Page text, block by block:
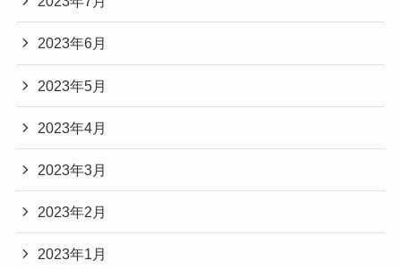
2023年6月
2023年5月
2023年4月
2023年3月
2023年2月
2023年1月